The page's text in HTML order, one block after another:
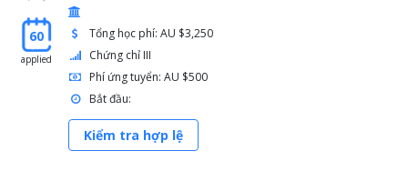
60
applied
Tổng học phí: AU $3,250
Chứng chỉ III
Phí ứng tuyển: AU $500
Bắt đầu:
Kiểm tra hợp lệ